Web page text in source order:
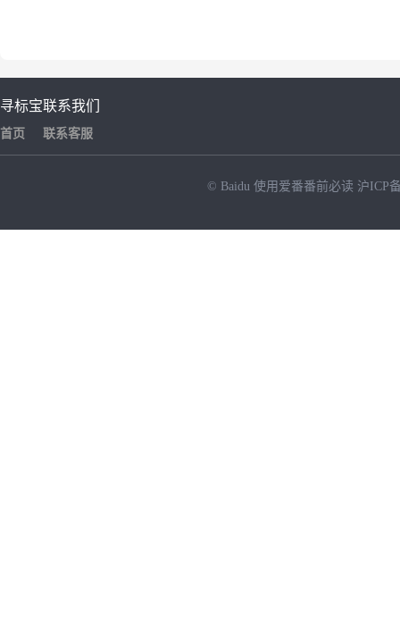
寻标宝
首页
联系我们
联系客服
© Baidu 使用爱番番前必读 沪ICP